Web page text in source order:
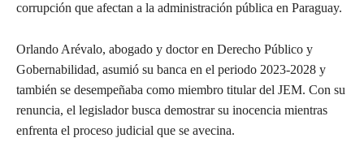
corrupción que afectan a la administración pública en Paraguay.
Orlando Arévalo, abogado y doctor en Derecho Público y
Gobernabilidad, asumió su banca en el periodo 2023-2028 y
también se desempeñaba como miembro titular del JEM. Con su
renuncia, el legislador busca demostrar su inocencia mientras
enfrenta el proceso judicial que se avecina.